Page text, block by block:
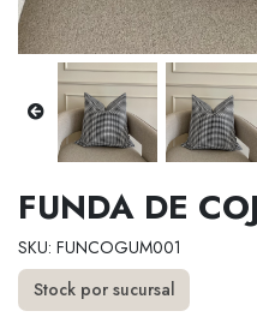
FUNDA DE
SKU: FUNCOGUM001
Stock por sucursal